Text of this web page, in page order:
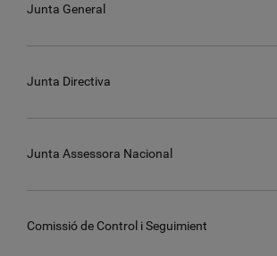
Junta General
Junta Directiva
Junta Assessora Nacional
Comissió de Control i Seguimient